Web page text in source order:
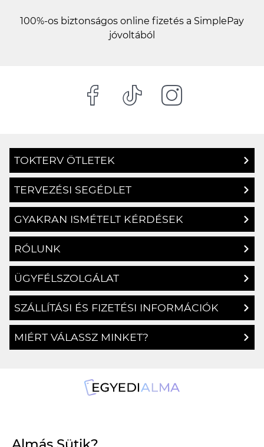
100%-os biztonságos online fizetés a SimplePay
jóvoltából
TOKTERV ÖTLETEK
TERVEZÉSI SEGÉDLET
GYAKRAN ISMÉTELT KÉRDÉSEK
RÓLUNK
ÜGYFÉLSZOLGÁLAT
SZÁLLÍTÁSI ÉS FIZETÉSI INFORMÁCIÓK
MIÉRT VÁLASSZ MINKET?